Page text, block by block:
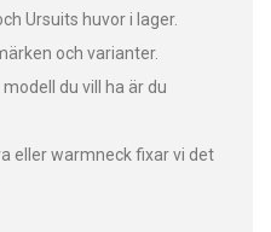
Ursuits huvor i lager.
och varianter.
du vill ha är du
eller warmneck fixar vi det